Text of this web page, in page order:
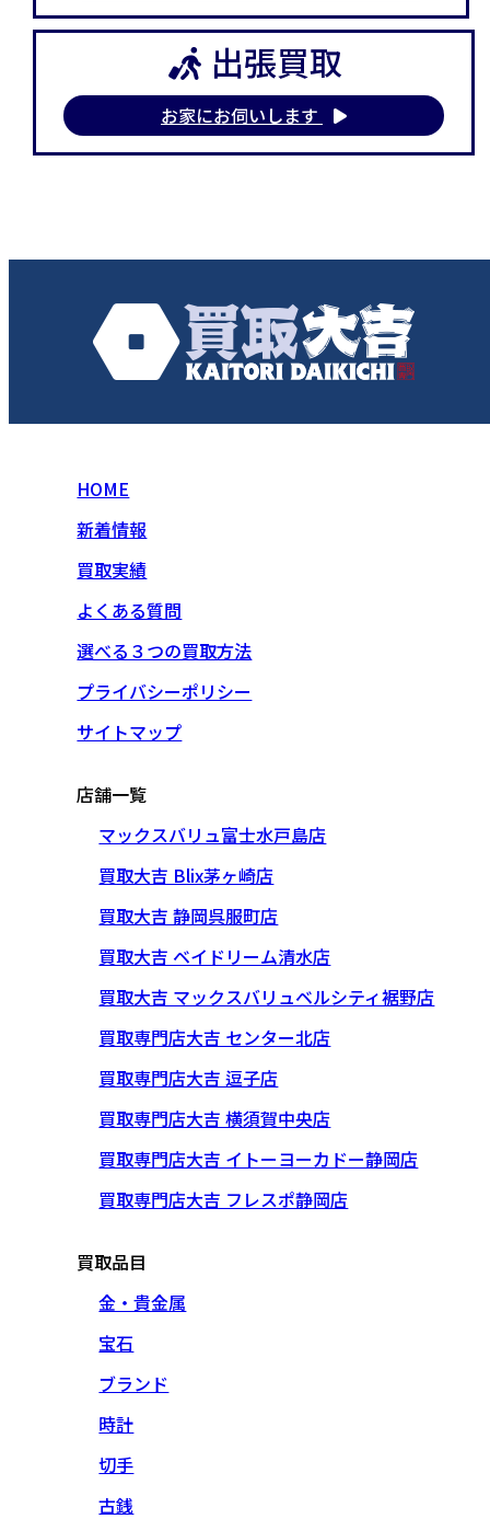
出張買取
お家にお伺いします
HOME
新着情報
買取実績
よくある質問
選べる３つの買取方法
プライバシーポリシー
サイトマップ
店舗一覧
マックスバリュ富士水戸島店
買取大吉 Blix茅ヶ崎店
買取大吉 静岡呉服町店
買取大吉 ベイドリーム清水店
買取大吉 マックスバリュベルシティ裾野店
買取専門店大吉 センター北店
買取専門店大吉 逗子店
買取専門店大吉 横須賀中央店
買取専門店大吉 イトーヨーカドー静岡店
買取専門店大吉 フレスポ静岡店
買取品目
金・貴金属
宝石
ブランド
時計
切手
古銭